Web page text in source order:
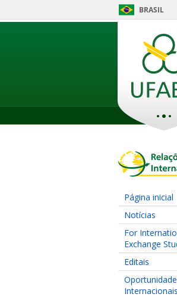
BRASIL
Página inicial
Notícias
For
Exchange
Editais
Internacionais